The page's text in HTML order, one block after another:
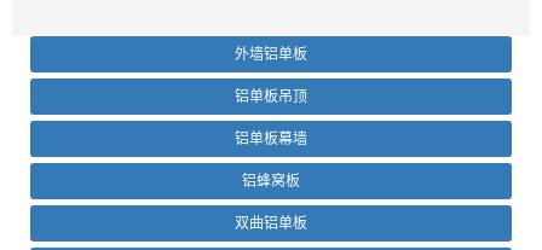
外墙铝单板
铝单板吊顶
铝单板幕墙
铝蜂窝板
双曲铝单板